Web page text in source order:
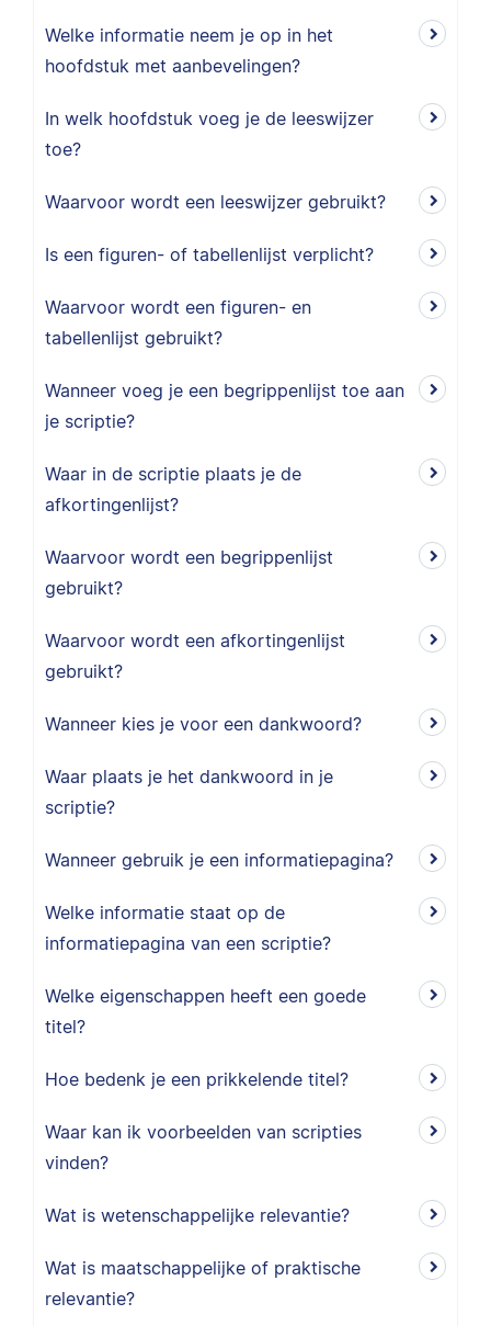
Welke informatie neem je op in het
hoofdstuk met aanbevelingen?
In welk hoofdstuk voeg je de leeswijzer
toe?
Waarvoor wordt een leeswijzer gebruikt?
Is een figuren- of tabellenlijst verplicht?
Waarvoor wordt een figuren- en
tabellenlijst gebruikt?
Wanneer voeg je een begrippenlijst toe aan
je scriptie?
Waar in de scriptie plaats je de
afkortingenlijst?
Waarvoor wordt een begrippenlijst
gebruikt?
Waarvoor wordt een afkortingenlijst
gebruikt?
Wanneer kies je voor een dankwoord?
Waar plaats je het dankwoord in je
scriptie?
Wanneer gebruik je een informatiepagina?
Welke informatie staat op de
informatiepagina van een scriptie?
Welke eigenschappen heeft een goede
titel?
Hoe bedenk je een prikkelende titel?
Waar kan ik voorbeelden van scripties
vinden?
Wat is wetenschappelijke relevantie?
Wat is maatschappelijke of praktische
relevantie?